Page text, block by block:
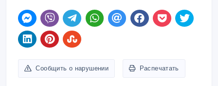
Сообщить о нарушении Распечатать